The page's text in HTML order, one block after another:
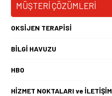
MÜŞTERİ ÇÖZÜMLERİ
OKSİJEN TERAPİSİ
BİLGİ HAVUZU
HBO
HİZMET NOKTALARI ve İLETİŞİM